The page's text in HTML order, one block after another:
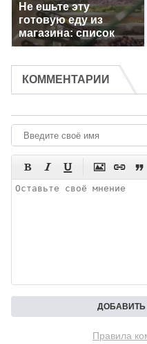
Не ешьте эту
готовую еду из
магазина: список
КОММЕНТАРИИ
     
Правила